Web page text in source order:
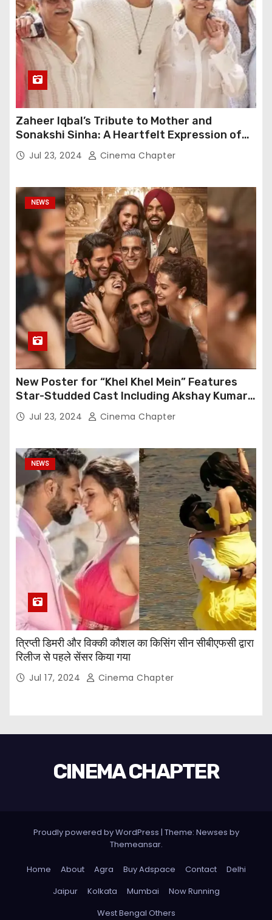
Zaheer Iqbal’s Tribute to Mother and
Sonakshi Sinha: A Heartfelt Expression of
Gratitude
Jul 23, 2024 Cinema Chapter
NEWS
New Poster for “Khel Khel Mein” Features
Star-Studded Cast Including Akshay Kumar,
Taapsee Pannu, Fardeen Khan, and More
Jul 23, 2024 Cinema Chapter
NEWS
त्रिप्ती डिमरी और विक्की कौशल का किसिंग सीन सीबीएफसी द्वारा
रिलीज से पहले सेंसर किया गया
Jul 17, 2024 Cinema Chapter
CINEMA CHAPTER
Proudly powered by WordPress | Theme: Newses by
Themeansar.
Home About Agra Buy Adspace Contact
Delhi
Jaipur
Kolkata Mumbai
Now Running
West Bengal Others